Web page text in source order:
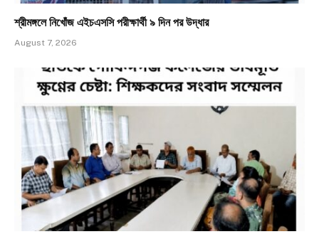
শ্রীমঙ্গলে নিখোঁজ এইচএসসি পরীক্ষার্থী ৯ দিন পর উদ্ধার
August 7, 2026